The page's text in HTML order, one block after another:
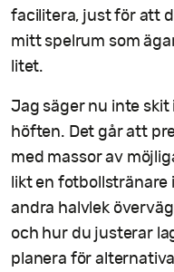
facilitera, just för att
mitt spelrum som
litet.
Jag säger nu inte
höften. Det går att
med massor av
likt en fotbollstränare
andra halvlek
och hur du justerar
planera för